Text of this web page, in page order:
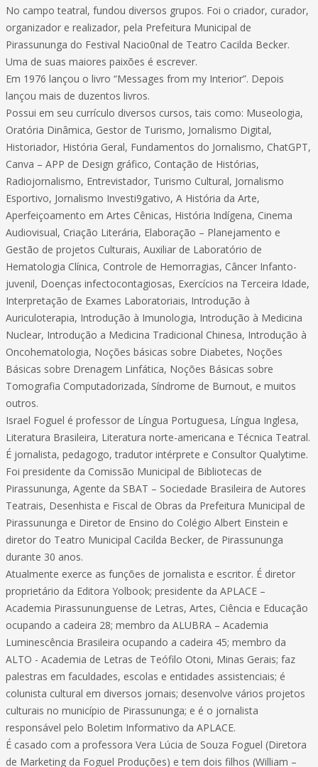
No campo teatral, fundou diversos grupos. Foi o criador, curador,
organizador e realizador, pela Prefeitura Municipal de
Pirassununga do Festival Nacio0nal de Teatro Cacilda Becker.
Uma de suas maiores paixões é escrever.
Em 1976 lançou o livro “Messages from my Interior”. Depois
lançou mais de duzentos livros.
Possui em seu currículo diversos cursos, tais como: Museologia,
Oratória Dinâmica, Gestor de Turismo, Jornalismo Digital,
Historiador, História Geral, Fundamentos do Jornalismo, ChatGPT,
Canva – APP de Design gráfico, Contação de Histórias,
Radiojornalismo, Entrevistador, Turismo Cultural, Jornalismo
Esportivo, Jornalismo Investi9gativo, A História da Arte,
Aperfeiçoamento em Artes Cênicas, História Indígena, Cinema
Audiovisual, Criação Literária, Elaboração – Planejamento e
Gestão de projetos Culturais, Auxiliar de Laboratório de
Hematologia Clínica, Controle de Hemorragias, Câncer Infanto-
juvenil, Doenças infectocontagiosas, Exercícios na Terceira Idade,
Interpretação de Exames Laboratoriais, Introdução à
Auriculoterapia, Introdução à Imunologia, Introdução à Medicina
Nuclear, Introdução a Medicina Tradicional Chinesa, Introdução à
Oncohematologia, Noções básicas sobre Diabetes, Noções
Básicas sobre Drenagem Linfática, Noções Básicas sobre
Tomografia Computadorizada, Síndrome de Burnout, e muitos
outros.
Israel Foguel é professor de Língua Portuguesa, Língua Inglesa,
Literatura Brasileira, Literatura norte-americana e Técnica Teatral.
É jornalista, pedagogo, tradutor intérprete e Consultor Qualytime.
Foi presidente da Comissão Municipal de Bibliotecas de
Pirassununga, Agente da SBAT – Sociedade Brasileira de Autores
Teatrais, Desenhista e Fiscal de Obras da Prefeitura Municipal de
Pirassununga e Diretor de Ensino do Colégio Albert Einstein e
diretor do Teatro Municipal Cacilda Becker, de Pirassununga
durante 30 anos.
Atualmente exerce as funções de jornalista e escritor. É diretor
proprietário da Editora Yolbook; presidente da APLACE –
Academia Pirassununguense de Letras, Artes, Ciência e Educação
ocupando a cadeira 28; membro da ALUBRA – Academia
Luminescência Brasileira ocupando a cadeira 45; membro da
ALTO - Academia de Letras de Teófilo Otoni, Minas Gerais; faz
palestras em faculdades, escolas e entidades assistenciais; é
colunista cultural em diversos jornais; desenvolve vários projetos
culturais no município de Pirassununga; e é o jornalista
responsável pelo Boletim Informativo da APLACE.
É casado com a professora Vera Lúcia de Souza Foguel (Diretora
de Marketing da Foguel Produções) e tem dois filhos (William –